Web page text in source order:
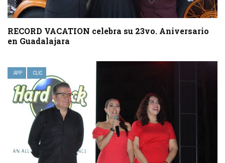
RECORD VACATION celebra su 23vo. Aniversario
en Guadalajara
APP CLIC